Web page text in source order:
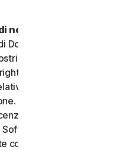
nostra proprietà.
Documentazione sono di
licenziatari e sono
Ciò include tutti i Diritti
al Software e alla
Qualsiasi Software fornito
e non venduto, e ci
e la
concessi nel CLS.